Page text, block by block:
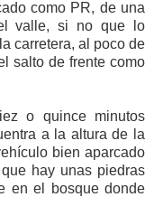
como PR, de una
valle, si no que lo
carretera, al poco de
salto de frente como
o quince minutos
a la altura de la
bien aparcado
hay unas piedras
en el bosque donde